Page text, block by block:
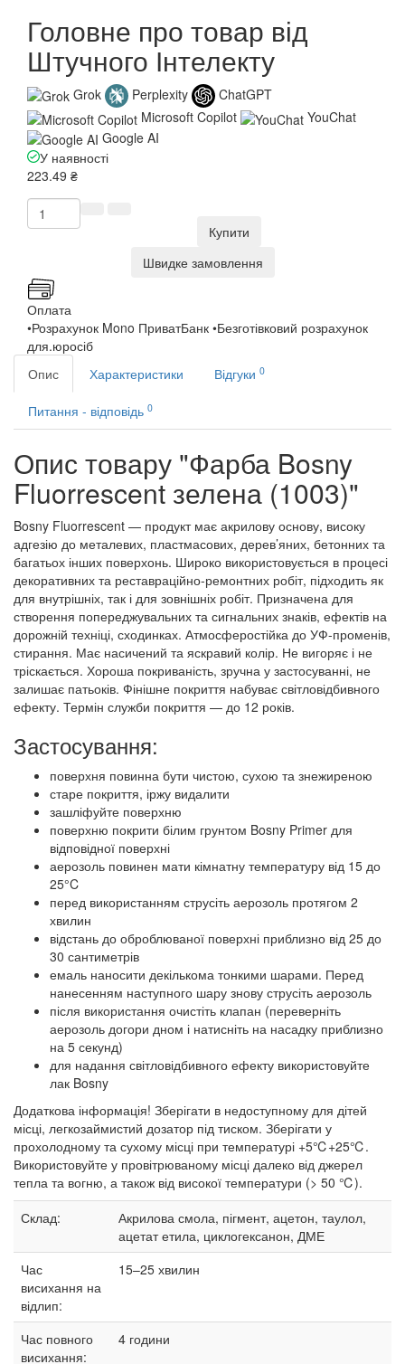
Головне про товар від
Штучного Інтелекту
Grok Perplexity
ChatGPT
Microsoft Copilot
YouChat
Google AI
У наявності
223.49 ₴
Купити
Швидке замовлення
Оплата
•Розрахунок Mono ПриватБанк •Безготівковий розрахунок
для.юросіб
Опис
Характеристики Відгуки 0
Питання - відповідь 0
Опис товару "Фарба Bosny
Fluorrescent зелена (1003)"
Bosny Fluorrescent — продукт має акрилову основу, високу
адгезію до металевих, пластмасових, дерев’яних, бетонних та
багатьох інших поверхонь. Широко використовується в процесі
декоративних та реставраційно-ремонтних робіт, підходить як
для внутрішніх, так і для зовнішніх робіт. Призначена для
створення попереджувальних та сигнальних знаків, ефектів на
дорожній техніці, сходинках. Атмосферостійка до УФ-променів,
стирання. Має насичений та яскравий колір. Не вигоряє і не
тріскається. Хороша покриваність, зручна у застосуванні, не
залишає патьоків. Фінішне покриття набуває світловідбивного
ефекту. Термін служби покриття — до 12 років.
Застосування:
поверхня повинна бути чистою, сухою та знежиреною
старе покриття, іржу видалити
зашліфуйте поверхню
поверхню покрити білим грунтом Bosny Primer для
відповідної поверхні
аерозоль повинен мати кімнатну температуру від 15 до
25°C
перед використанням струсіть аерозоль протягом 2
хвилин
відстань до оброблюваної поверхні приблизно від 25 до
30 сантиметрів
емаль наносити декількома тонкими шарами. Перед
нанесенням наступного шару знову струсіть аерозоль
після використання очистіть клапан (переверніть
аерозоль догори дном і натисніть на насадку приблизно
на 5 секунд)
для надання світловідбивного ефекту використовуйте
лак Bosny
Додаткова інформація! Зберігати в недоступному для дітей
місці, легкозаймистий дозатор під тиском. Зберігати у
прохолодному та сухому місці при температурі +5℃+25℃.
Використовуйте у провітрюваному місці далеко від джерел
тепла та вогню, а також від високої температури (> 50 ℃).
Склад:
Акрилова смола, пігмент, ацетон, таулол,
ацетат етила, циклогексанон, ДМЕ
Час
висихання на
відлип:
15–25 хвилин
Час повного
висихання:
4 години